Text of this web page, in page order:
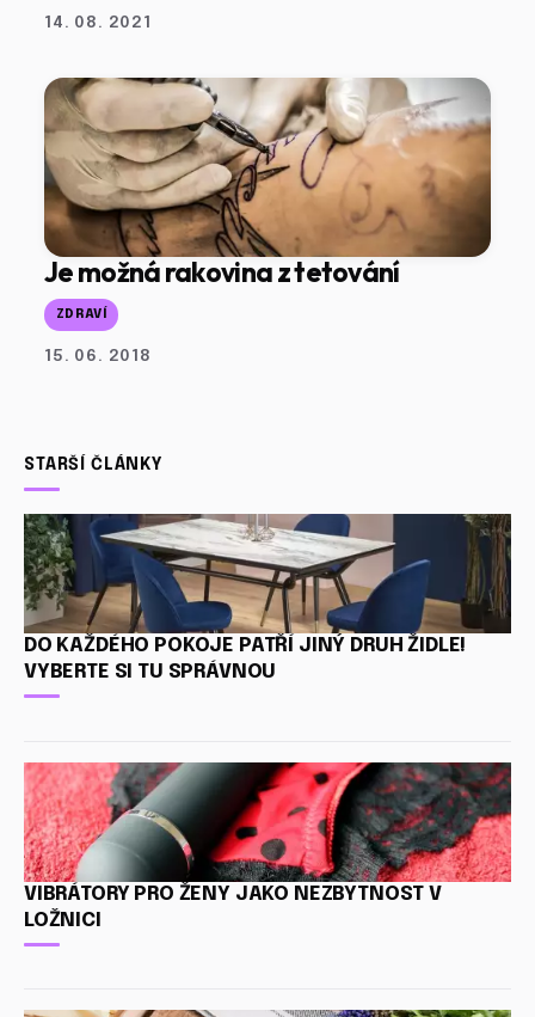
14. 08. 2021
Je možná rakovina z tetování
ZDRAVÍ
15. 06. 2018
STARŠÍ ČLÁNKY
DO KAŽDÉHO POKOJE PATŘÍ JINÝ DRUH ŽIDLE!
VYBERTE SI TU SPRÁVNOU
VIBRÁTORY PRO ŽENY JAKO NEZBYTNOST V
LOŽNICI